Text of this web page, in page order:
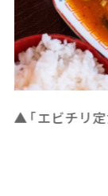
▲「中華チー